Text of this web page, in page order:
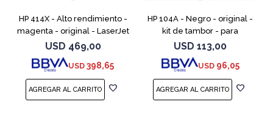
HP 414X - Alto rendimiento -
magenta - original - LaserJet
- cartucho de tóner (W2023X)
- para Color LaserJet
Enterprise M455, M
USD 469,00
USD 398,65
HP 104A - Negro - original -
kit de tambor - para
Neverstop Laser 1000a,
1000n, 1000w, MFP 1200a, MFP
1200n, MFP 1200nw, MFP 120
USD 113,00
USD 96,05